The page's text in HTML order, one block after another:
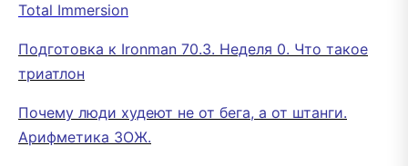
Total Immersion
Подготовка к Ironman 70.3. Неделя 0. Что такое
триатлон
Почему люди худеют не от бега, а от штанги.
Арифметика ЗОЖ.